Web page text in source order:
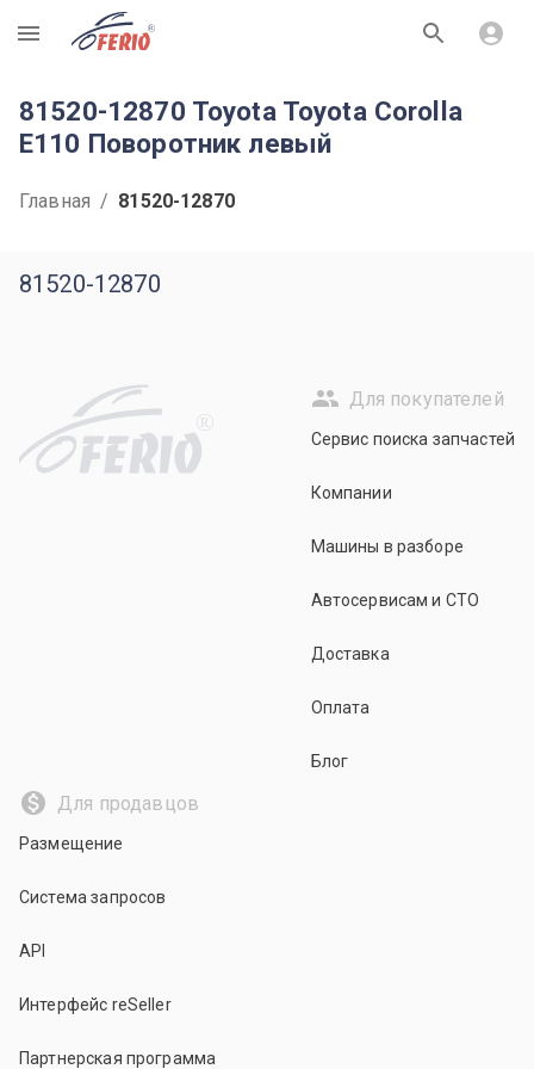
R
81520-12870 Toyota Toyota Corolla
E110 Поворотник левый
Главная / 81520-12870
81520-12870
R
Для покупателей
Сервис поиска запчастей
Компании
Машины в разборе
Автосервисам и СТО
Доставка
Оплата
Блог
Для продавцов
Размещение
Система запросов
API
Интерфейс reSeller
Партнерская программа